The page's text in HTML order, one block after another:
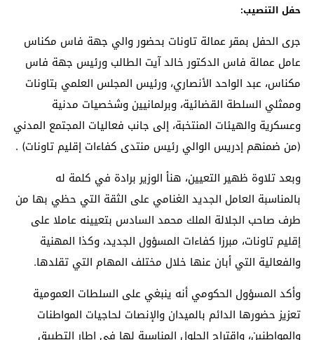
حفل التنصيب:
جرى الحفل بمقر عمالة تاونات بحضور والي جهة فاس مكناس
عامل عمالة فاس الدكتور خالد آيت الطالب ورئيس جهة فاس
مكناس، عبد الواحد الأنصاري، ورئيس المجلس العلمي بتاونات
وممثلي السلطة القضائية، وبرلمانيين وشخصيات مدنية
وعسكرية والهيئات المنتخبة، إلى جانب فعاليات المجتمع المدني
(من ضمنهم إدريس الوالي رئيس منتدى كفاءات إقليم تاونات) .
وبعد تلاوة ظهير التعيين، هنأ الوزير برادة في كلمة له
بالمناسبة العامل الجديد الغنامي على الثقة التي حظي بها من
طرف صاحب الجلالة الملك محمد السادس بتعيينه عاملا على
إقليم تاونات، مبرزا كفاءات المسؤول الجديد، وكذا المهنية
والفعالية التي أبان عنها خلال مختلف المهام التي تقلدها.
وأكد المسؤول الحكومي أنه ينبغي على السلطات العمومية
تعزيز حضورها الدائم بالميدان والإنصات لحاجيات المواطنات
والمواطنين، واقتراح الحلول المناسبة لها في إطار التطبيق